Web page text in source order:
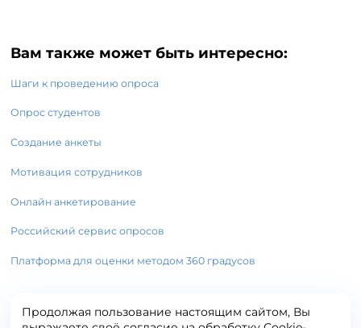
Вам также может быть интересно:
Шаги к проведению опроса
Опрос студентов
Создание анкеты
Мотивация сотрудников
Онлайн анкетирование
Российский сервис опросов
Платформа для оценки методом 360 градусов
Продолжая пользование настоящим сайтом, Вы